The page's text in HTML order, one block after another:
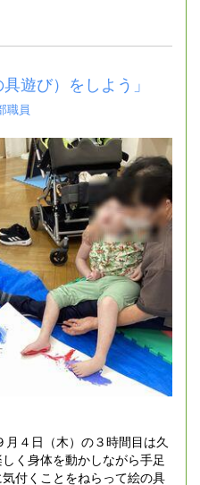
遊び）をしよう」
職員
４日（木）の３時間目は久
く身体を動かしながら手足
付くことをねらって絵の具